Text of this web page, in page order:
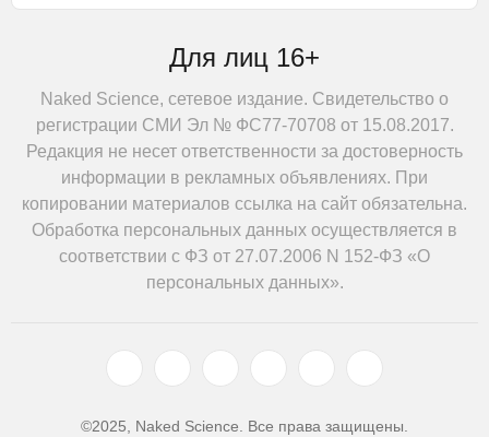
Для лиц 16+
Naked Science, сетевое издание. Свидетельство о
регистрации СМИ Эл № ФС77-70708 от 15.08.2017.
Редакция не несет ответственности за достоверность
информации в рекламных объявлениях. При
копировании материалов ссылка на сайт обязательна.
Обработка персональных данных осуществляется в
соответствии с ФЗ от 27.07.2006 N 152-ФЗ «О
персональных данных».
©2025, Naked Science. Все права защищены.